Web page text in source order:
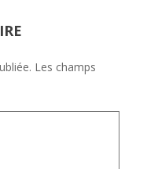
Les champs